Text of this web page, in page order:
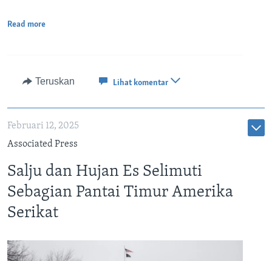
Read more
Teruskan Lihat komentar
Februari 12, 2025
Associated Press
Salju dan Hujan Es Selimuti
Sebagian Pantai Timur Amerika
Serikat